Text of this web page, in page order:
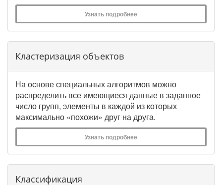
Узнать подробнее
Кластеризация объектов
На основе специальных алгоритмов можно
распределить все имеющиеся данные в заданное
число групп, элементы в каждой из которых
максимально «похожи» друг на друга.
Узнать подробнее
Классификация